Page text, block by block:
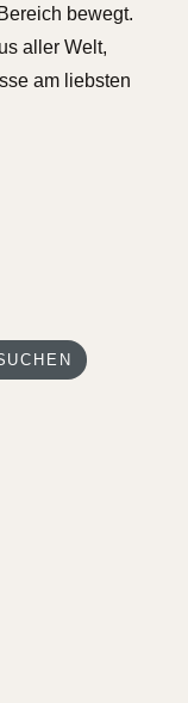
bewegt.
aller Welt,
am liebsten